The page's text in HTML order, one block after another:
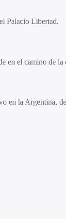
Palacio Libertad.
en el camino de la
en la Argentina,